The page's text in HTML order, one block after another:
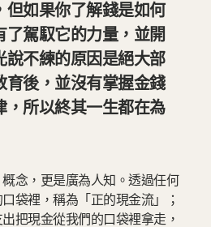
但如果你了解錢是如何
了駕馭它的力量，並開
說不練的原因是絕大部
育後，並沒有掌握金錢
，所以終其一生都在為
念，更是廣為人知。透過任何
袋裡，稱為「正的現金流」；
把現金從我們的口袋裡拿走，